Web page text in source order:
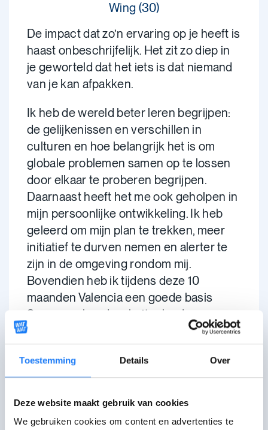
Toestemming Details Over
Deze website maakt gebruik van cookies
We gebruiken cookies om content en advertenties te
Wing (30)
De impact dat zo’n ervaring op je heeft is
haast onbeschrijfelijk. Het zit zo diep in
je geworteld dat het iets is dat niemand
van je kan afpakken.
Ik heb de wereld beter leren begrijpen:
de gelijkenissen en verschillen in
culturen en hoe belangrijk het is om
globale problemen samen op te lossen
door elkaar te proberen begrijpen.
Daarnaast heeft het me ook geholpen in
mijn persoonlijke ontwikkeling. Ik heb
geleerd om mijn plan te trekken, meer
initiatief te durven nemen en alerter te
zijn in de omgeving rondom mij.
Bovendien heb ik tijdens deze 10
maanden Valencia een goede basis
Spaans geleerd en buitenlandse
vrienden voor het leven gemaakt.